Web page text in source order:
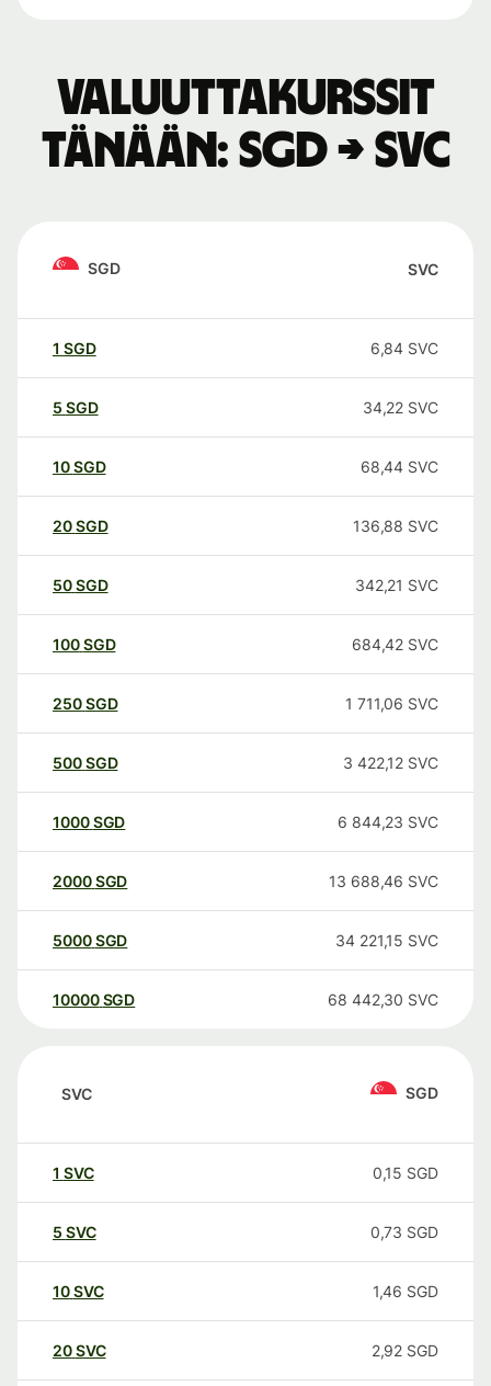
Valuuttakurssit
tänään: SGD → SVC
SGD SVC
1 SGD 6,84 SVC
5 SGD 34,22 SVC
10SGD 68,44 SVC
20SGD 136,88 SVC
50SGD 342,21 SVC
100SGD 684,42 SVC
250SGD 1 711,06 SVC
500SGD 3 422,12 SVC
1000SGD 6 844,23 SVC
2000SGD 13 688,46 SVC
5000SGD 34 221,15 SVC
10000 SGD 68 442,30 SVC
SVC SGD
1 SVC 0,15 SGD
5 SVC 0,73 SGD
10SVC 1,46 SGD
20SVC 2,92 SGD